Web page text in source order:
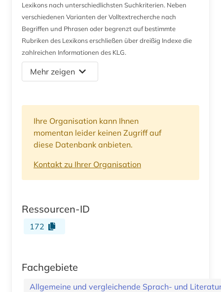
Lexikons nach unterschiedlichsten Suchkriterien. Neben
verschiedenen Varianten der Volltextrecherche nach
Begriffen und Phrasen oder begrenzt auf bestimmte
Rubriken des Lexikons erschließen über dreißig Indexe die
zahlreichen Informationen des KLG.
Mehr zeigen
Ihre Organisation kann Ihnen
momentan leider keinen Zugriff auf
diese Datenbank anbieten.
Kontakt zu Ihrer Organisation
Ressourcen-ID
172
Fachgebiete
Allgemeine und vergleichende Sprach- und